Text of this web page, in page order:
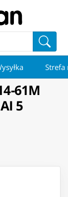
Strefa
61M
5